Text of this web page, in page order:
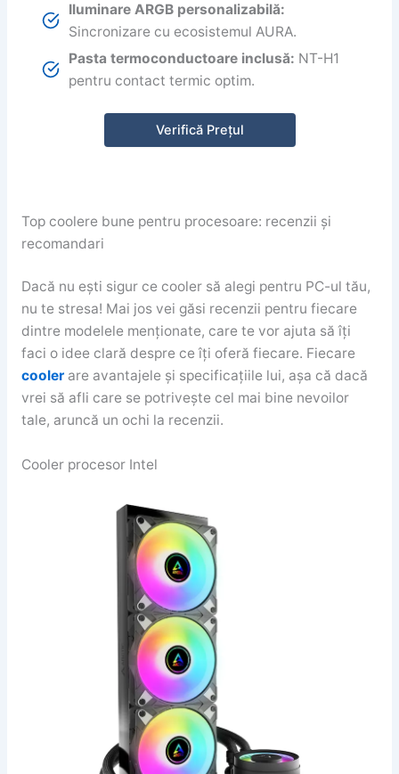
Iluminare ARGB personalizabilă:
Sincronizare cu ecosistemul AURA.
Pasta termoconductoare inclusă: NT-H1
pentru contact termic optim.
Verifică Prețul
Top coolere bune pentru procesoare: recenzii și
recomandari
Dacă nu ești sigur ce cooler să alegi pentru PC-ul tău,
nu te stresa! Mai jos vei găsi recenzii pentru fiecare
dintre modelele menționate, care te vor ajuta să îți
faci o idee clară despre ce îți oferă fiecare. Fiecare
coolerare avantajele și specificațiile lui, așa că dacă
vrei să afli care se potrivește cel mai bine nevoilor
tale, aruncă un ochi la recenzii.
Cooler procesor Intel